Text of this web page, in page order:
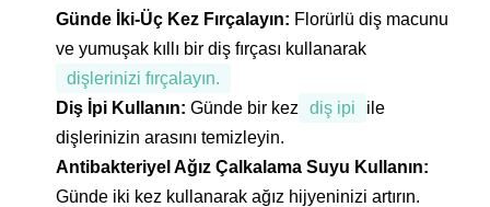
Günde İki-Üç Kez Fırçalayın: Florürlü diş macunu
ve yumuşak kıllı bir diş fırçası kullanarak
dişlerinizi fırçalayın.
Diş İpi Kullanın: Günde bir kez diş ipi
ile
dişlerinizin arasını temizleyin.
Antibakteriyel Ağız Çalkalama Suyu Kullanın:
Günde iki kez kullanarak ağız hijyeninizi artırın.